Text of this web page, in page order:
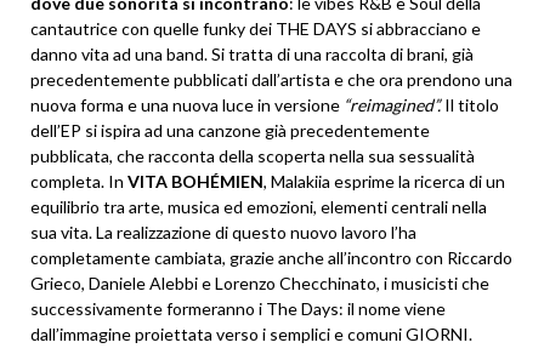
cantautrice con quelle funky dei THE DAYS si abbracciano e
danno vita ad una band. Si tratta di una raccolta di brani, già
precedentemente pubblicati dall’artista e che ora prendono una
nuova forma e una nuova luce in versione “reimagined”.Il titolo
dell’EP si ispira ad una canzone già precedentemente
pubblicata, che racconta della scoperta nella sua sessualità
completa. In VITA BOHÉMIEN, Malakiia esprime la ricerca di un
equilibrio tra arte, musica ed emozioni, elementi centrali nella
sua vita. La realizzazione di questo nuovo lavoro l’ha
completamente cambiata, grazie anche all’incontro con Riccardo
Grieco, Daniele Alebbi e Lorenzo Checchinato, i musicisti che
successivamente formeranno i The Days: il nome viene
dall’immagine proiettata verso i semplici e comuni GIORNI.